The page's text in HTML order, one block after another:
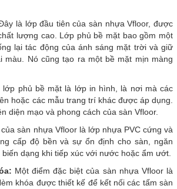
là lớp đầu tiên của sàn nhựa Vfloor, được
lượng cao. Lớp phủ bề mặt bao gồm một
lại tác động của ánh sáng mặt trời và giữ
màu. Nó cũng tạo ra một bề mặt mịn màng
lớp phủ bề mặt là lớp in hình, là nơi mà các
hoặc các mẫu trang trí khác được áp dụng.
diện mạo và phong cách của sàn Vfloor.
của sàn nhựa Vfloor là lớp nhựa PVC cứng và
cấp độ bền và sự ổn định cho sàn, ngăn
dạng khi tiếp xúc với nước hoặc ẩm ướt.
Một điểm đặc biệt của sàn nhựa Vfloor là
khóa được thiết kế để kết nối các tấm sàn